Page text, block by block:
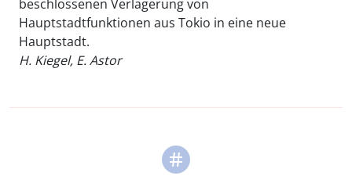
beschlossenen Verlagerung von
Hauptstadtfunktionen aus Tokio in eine neue
Hauptstadt.
H. Kiegel, E. Astor